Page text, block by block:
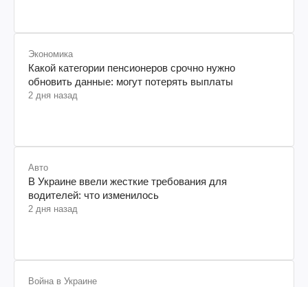
Экономика
Какой категории пенсионеров срочно нужно
обновить данные: могут потерять выплаты
2 дня назад
Авто
В Украине ввели жесткие требования для
водителей: что изменилось
2 дня назад
Война в Украине